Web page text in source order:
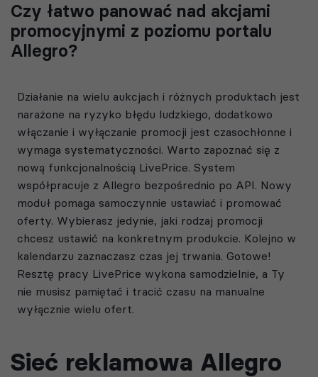
Czy łatwo panować nad akcjami
promocyjnymi z poziomu portalu
Allegro?
Działanie na wielu aukcjach i różnych produktach jest
narażone na ryzyko błędu ludzkiego, dodatkowo
włączanie i wyłączanie promocji jest czasochłonne i
wymaga systematyczności. Warto zapoznać się z
nową funkcjonalnością LivePrice. System
współpracuje z Allegro bezpośrednio po API. Nowy
moduł pomaga samoczynnie ustawiać i promować
oferty. Wybierasz jedynie, jaki rodzaj promocji
chcesz ustawić na konkretnym produkcie. Kolejno w
kalendarzu zaznaczasz czas jej trwania. Gotowe!
Resztę pracy LivePrice wykona samodzielnie, a Ty
nie musisz pamiętać i tracić czasu na manualne
wyłącznie wielu ofert.
Sieć reklamowa Allegro